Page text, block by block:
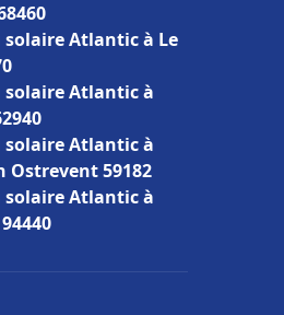
solaire Atlantic à Le
solaire Atlantic à
solaire Atlantic à
Ostrevent 59182
solaire Atlantic à